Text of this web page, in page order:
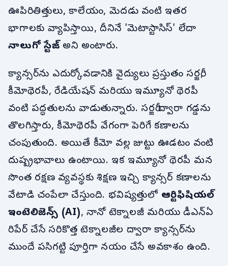
ఊపిరితిత్తులు, కాలేయం, మెదడు వంటి ఇతర
భాగాలకు వ్యాపిస్తాయి, దీనినే 'మెటాస్టాసిస్' లేదా
నాలుగో స్టేజ్ అని అంటారు.
క్యాన్సర్‌ను ఎదుర్కోవడానికి వైద్యులు ప్రస్తుతం సర్జరీ,
కీమోథెరపీ, రేడియేషన్ మరియు ఇమ్యూనో థెరపీ
వంటి పద్ధతులను వాడుతున్నారు. సర్జరీ ద్వారా గడ్డను
తొలగిస్తారు, కీమోథెరపీ వేగంగా పెరిగే కణాలను
చంపుతుంది. అయితే కీమో వల్ల జుట్టు ఊడటం వంటి
దుష్ప్రభావాలు ఉంటాయి. ఇక ఇమ్యూనో థెరపీ మన
సొంత రక్షణ వ్యవస్థకు శిక్షణ ఇచ్చి క్యాన్సర్ కణాలను
వేటాడి చంపేలా చేస్తుంది. భవిష్యత్తులో ఆర్టిఫిషియల్
ఇంటెలిజెన్స్ (AI), నానో టెక్నాలజీ మరియు డీఎన్ఏ
రిపేర్ చేసే సరికొత్త టెక్నాలజీల ద్వారా క్యాన్సర్‌ను
ముందే పసిగట్టి పూర్తిగా నయం చేసే అవకాశం ఉంది.